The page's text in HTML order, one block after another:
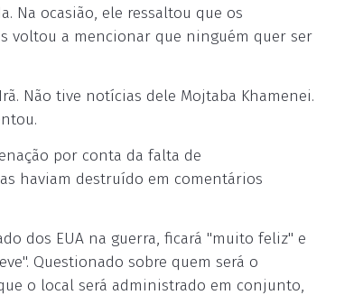
Na ocasião, ele ressaltou que os
voltou a mencionar que ninguém quer ser
Não tive notícias dele Mojtaba Khamenei.
por conta da falta de
haviam destruído em comentários
dos EUA na guerra, ficará "muito feliz" e
Questionado sobre quem será o
o local será administrado em conjunto,